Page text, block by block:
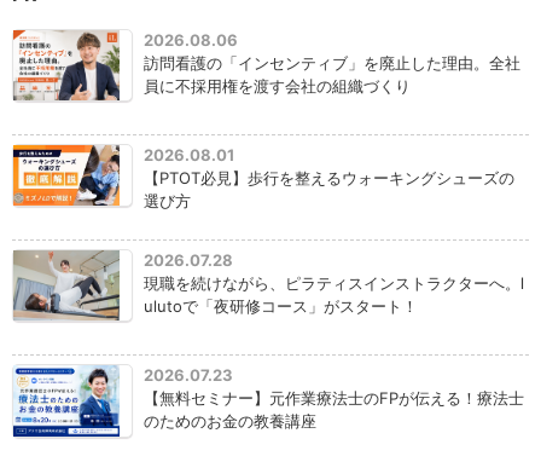
2026.08.06
訪問看護の「インセンティブ」を廃止した理由。全社
員に不採用権を渡す会社の組織づくり
2026.08.01
【PTOT必見】歩行を整えるウォーキングシューズの
選び方
2026.07.28
現職を続けながら、ピラティスインストラクターへ。l
ulutoで「夜研修コース」がスタート！
2026.07.23
【無料セミナー】元作業療法士のFPが伝える！療法士
のためのお金の教養講座